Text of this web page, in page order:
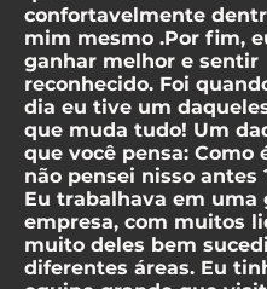
confortavelmente
mim mesmo .Por fim,
ganhar melhor e sentir
reconhecido. Foi
dia eu tive um
que muda tudo! Um
que você pensa: Como
não pensei nisso antes
Eu trabalhava em uma
empresa, com muitos
muito deles bem
diferentes áreas. Eu